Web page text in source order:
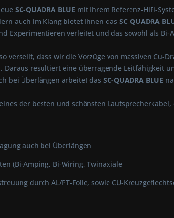
SC-QUADRA BLUE mit Ihrem Referenz-HiFi-
auch im Klang bietet Ihnen das SC-QUADRA
Experimentieren verleitet und das sowohl als
verseilt, dass wir die Vorzüge von massiven
Daraus resultiert eine überragende Leitfähigkeit
bei Überlängen arbeitet das SC-QUADRA BLUE
der besten und schönsten
auch bei Überlängen
(Bi-Amping, Bi-Wiring, Twinaxiale
durch AL/PT-Folie, sowie CU-